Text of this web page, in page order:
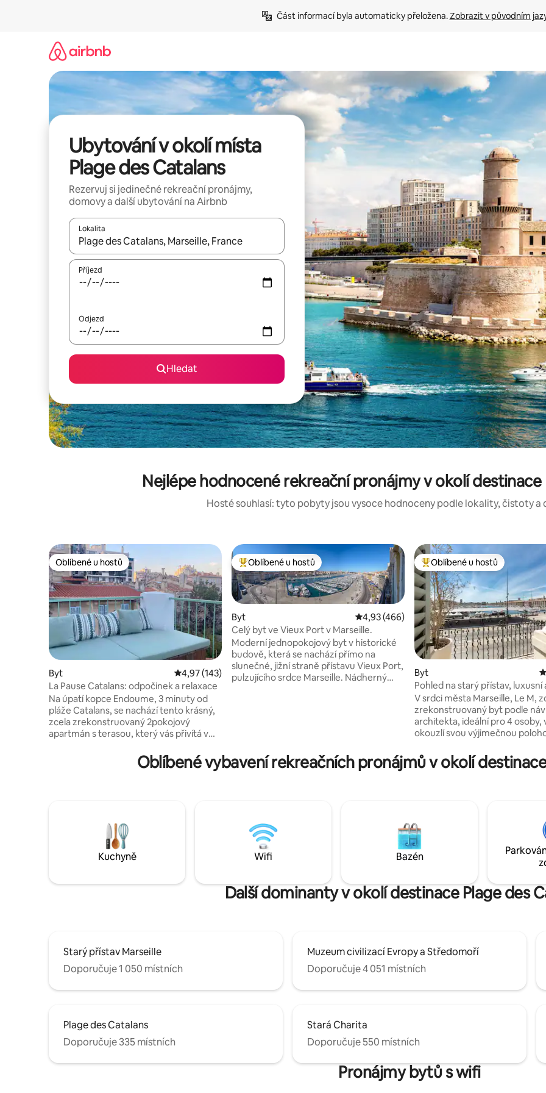
Část informací byla automaticky přeložena. Zobrazit v původním
Ubytování v okolí místa
Plage des Catalans
Rezervuj si jedinečné rekreační pronájmy,
domovy a další ubytování na Airbnb
Lokalita
Až budou výsledky k dispozici, můžeš si je procházet pomocí šipek nahoru a dolů, dotykem nebo přejetím prstem.
Příjezd
Odjezd
Hledat
Nejlépe hodnocené rekreační pronájmy v okolí destinace
Hosté souhlasí: tyto pobyty jsou vysoce hodnoceny podle lokality, čistoty a
Oblíbené u hostů
Oblíbené u hostů
Byt Průměrné hodnocení 4,97 z 5, 143 hodnocení
4,97 (143)
La Pause Catalans: odpočinek a relaxace
Na úpatí kopce Endoume, 3 minuty od
pláže Catalans, se nachází tento krásný,
zcela zrekonstruovaný 2pokojový
apartmán s terasou, který vás přivítá v
autentické a centrální čtvrti. Tento
atypický byt o rozloze 34 m², který byl
zlákat jeho nenapodobitelným šarmem!
Klimatizace, velmi dobré služby :)
Nejlepší v kategorii Oblíbené u hostů
Oblíbené u hostů
Byt Průměrné hodnocení 4,93 z 5, 466 hodnocení
4,93 (466)
Celý byt ve Vieux Port v Marseille.
Moderní jednopokojový byt v historické
budově, která se nachází přímo na
slunečné, jižní straně přístavu Vieux Port,
pulzujícího srdce Marseille. Nádherný
základnou pro návštěvu Cassis, Aix en
Provence, Arles a dokonce i Avignonu.
Nejlepší v kategorii Oblíbené u
Oblíbené u hostů
Byt
Pohled na starý přístav,
70 m2, le M.
V srdci města Marseille, Le M,
zrekonstruovaný byt podle
architekta, ideální pro 4 osoby,
okouzlí svou výjimečnou
a pečlivou výzdobou. V blízkosti
veškerého občanského
dělat pěšky. Můžete si užít
výhledem na přístav a
nádherný západ slunce.
Oblíbené vybavení rekreačních pronájmů v okolí
Kuchyně Wifi Bazén
Další dominanty v okolí destinace Plage des
Starý přístav Marseille
Doporučuje 1 050 místních
Muzeum civilizací Evropy a Středomoří
Doporučuje 4 051 místních
Plage des Catalans
Doporučuje 335 místních
Stará Charita
Doporučuje 550 místních
Pronájmy bytů s wifi